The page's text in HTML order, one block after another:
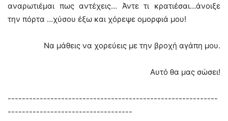
αναρωτιέμαι πως αντέχεις… Άντε τι κρατιέσαι…άνοιξε
την πόρτα …χύσου έξω και χόρεψε ομορφιά μου!
Να μάθεις να χορεύεις με την βροχή αγάπη μου.
Αυτό θα μας σώσει!
-----------------------------------------------------------
-----------------------------------